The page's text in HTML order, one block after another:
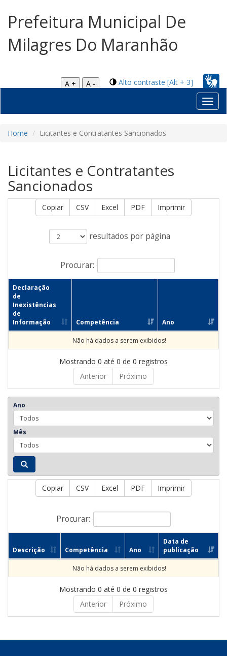
Prefeitura Municipal De
Milagres Do Maranhão
Alto contraste [Alt + 3]
A +
A -
Home Licitantes e Contratantes Sancionados
Licitantes e Contratantes
Sancionados
Copiar CSV Excel PDF Imprimir
resultados por página
Procurar:
Declaração
de
Inexistências
de
Informação
Competência Ano
Não há dados a serem exibidos!
Mostrando 0 até 0 de 0 registros
Anterior
Próximo
Ano
Mês
Copiar CSV Excel PDF Imprimir
Procurar:
Descrição Competência Ano
Data de
publicação
Não há dados a serem exibidos!
Mostrando 0 até 0 de 0 registros
Anterior
Próximo